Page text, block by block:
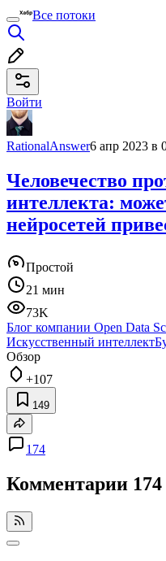
Все потоки
Войти
RationalAnswer6 апр 2023 в
Человечество
интеллекта:
нейросетей
Простой
21 мин
73K
Блог компании Open Data
Искусственный интеллект
Обзор
+107
149
174
Комментарии 174